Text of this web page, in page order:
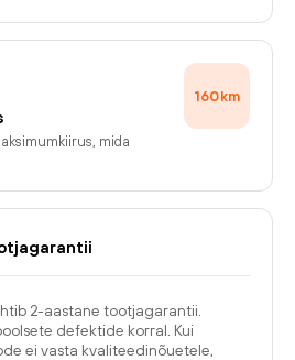
mida
160km
2-aastane tootjagarantii.
defektide korral. Kui
ei vasta kvaliteedinõuetele,